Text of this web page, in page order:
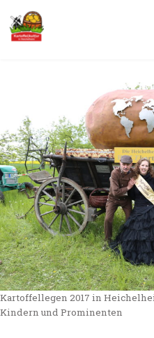
Kartoffellegen 2017 in
Kindern und Prominenten